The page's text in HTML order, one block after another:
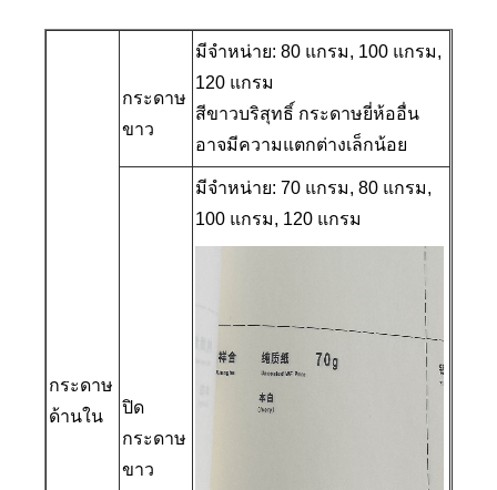
กระดาษ
ด้านใน
กระดาษ
ขาว
มีจำหน่าย: 80 แกรม, 100 แกรม,
120 แกรม
สีขาวบริสุทธิ์ กระดาษยี่ห้ออื่น
อาจมีความแตกต่างเล็กน้อย
ปิด
กระดาษ
ขาว
มีจำหน่าย: 70 แกรม, 80 แกรม,
100 แกรม, 120 แกรม